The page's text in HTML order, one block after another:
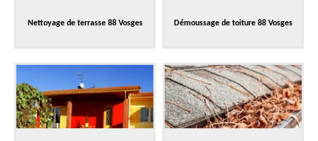
Nettoyage de terrasse 88 Vosges Démoussage de toiture 88 Vosges